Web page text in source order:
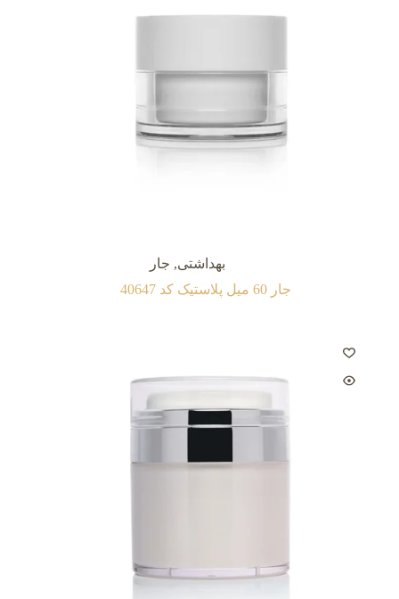
بهداشتی, جار
جار 60 میل پلاستیک کد 40647